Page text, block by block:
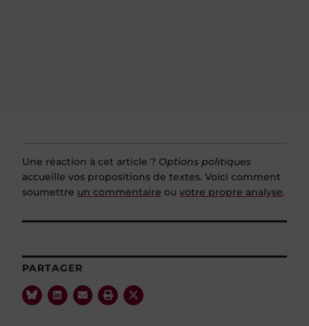
Une réaction à cet article ? Options politiques
accueille vos propositions de textes. Voici comment
soumettre un commentaire ou votre propre analyse.
PARTAGER